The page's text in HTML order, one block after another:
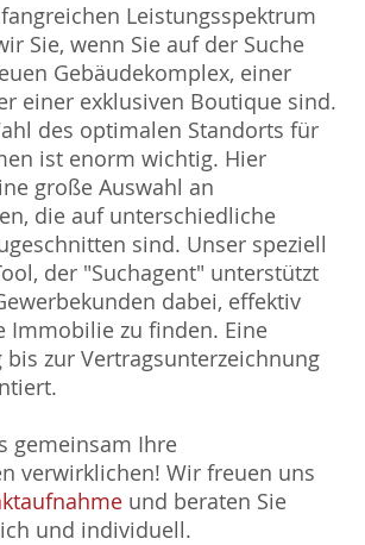
Leistungsspektrum
Sie, wenn Sie auf der Suche
Gebäudekomplex, einer
einer exklusiven Boutique sind.
des optimalen Standorts für
ist enorm wichtig. Hier
große Auswahl an
die auf unterschiedliche
sind. Unser speziell
der "Suchagent" unterstützt
dabei, effektiv
Immobilie zu finden. Eine
bis zur Vertragsunterzeichnung
gemeinsam Ihre
verwirklichen! Wir freuen uns
und beraten Sie
und individuell.